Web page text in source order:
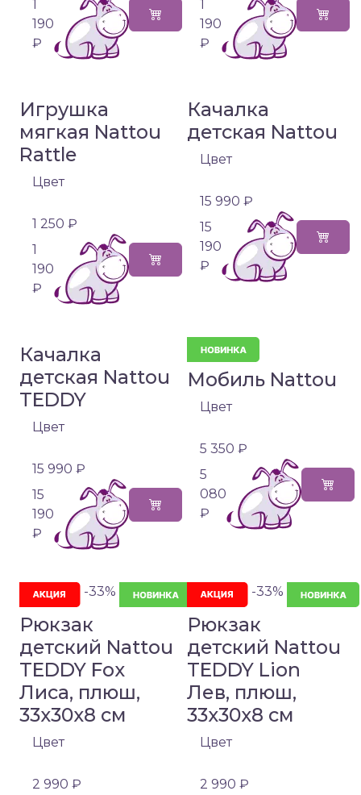
1
190
₽
1
190
₽
Игрушка
мягкая Nattou
Rattle
Цвет
1 250 ₽
1
190
₽
Качалка
детская Nattou
Цвет
15 990 ₽
15
190
₽
Качалка
детская Nattou
TEDDY
Цвет
15 990 ₽
15
190
₽
Мобиль Nattou
Цвет
5 350 ₽
5
080
₽
-33%
Рюкзак
детский Nattou
TEDDY Fox
Лиса, плюш,
33x30x8 см
Цвет
2 990 ₽
-33%
Рюкзак
детский Nattou
TEDDY Lion
Лев, плюш,
33x30x8 см
Цвет
2 990 ₽